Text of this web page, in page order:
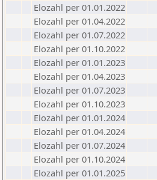
Elozahl per 01.01.2022
Elozahl per 01.04.2022
Elozahl per 01.07.2022
Elozahl per 01.10.2022
Elozahl per 01.01.2023
Elozahl per 01.04.2023
Elozahl per 01.07.2023
Elozahl per 01.10.2023
Elozahl per 01.01.2024
Elozahl per 01.04.2024
Elozahl per 01.07.2024
Elozahl per 01.10.2024
Elozahl per 01.01.2025